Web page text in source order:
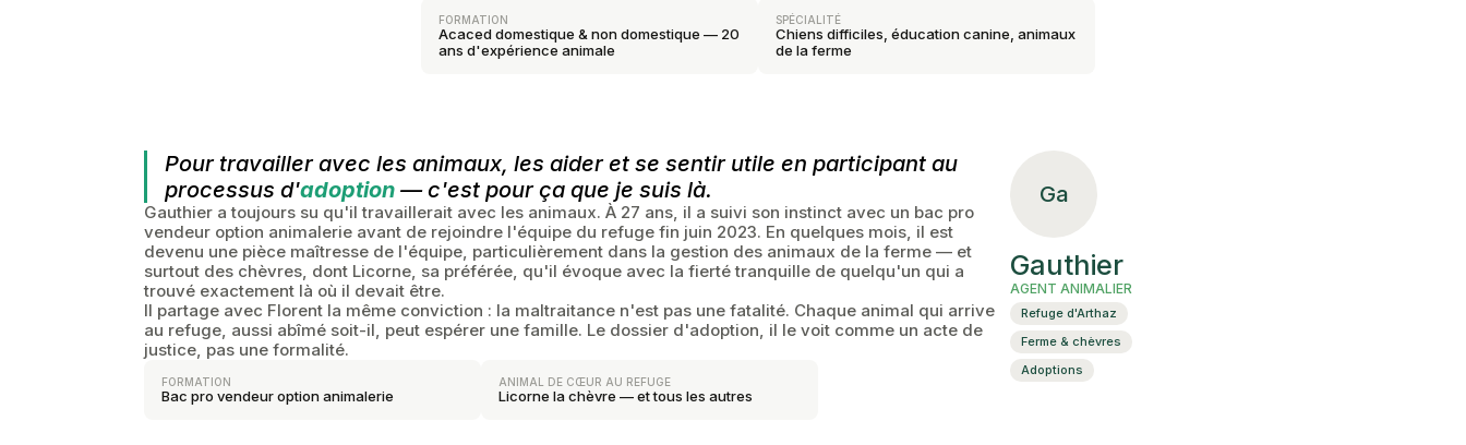
FORMATION
Acaced domestique & non domestique — 20
ans d'expérience animale
SPÉCIALITÉ
Chiens difficiles, éducation canine, animaux
de la ferme
Pour travailler avec les animaux, les aider et se sentir utile en participant au
processus d'adoption — c'est pour ça que je suis là.
Gauthier a toujours su qu'il travaillerait avec les animaux. À 27 ans, il a suivi son instinct avec un bac pro
vendeur option animalerie avant de rejoindre l'équipe du refuge fin juin 2023. En quelques mois, il est
devenu une pièce maîtresse de l'équipe, particulièrement dans la gestion des animaux de la ferme — et
surtout des chèvres, dont Licorne, sa préférée, qu'il évoque avec la fierté tranquille de quelqu'un qui a
trouvé exactement là où il devait être.
Il partage avec Florent la même conviction : la maltraitance n'est pas une fatalité. Chaque animal qui arrive
au refuge, aussi abîmé soit-il, peut espérer une famille. Le dossier d'adoption, il le voit comme un acte de
justice, pas une formalité.
FORMATION
Bac pro vendeur option animalerie
ANIMAL DE CŒUR AU REFUGE
Licorne la chèvre — et tous les autres
Ga
Gauthier
AGENT ANIMALIER
Refuge d'Arthaz
Ferme & chèvres
Adoptions